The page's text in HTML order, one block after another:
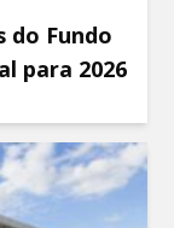
Fundo
para 2026